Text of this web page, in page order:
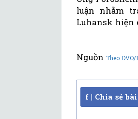
luận nhằm
Luhansk hiện
NguồnTheo DVO/
f | Chia sẻ bài